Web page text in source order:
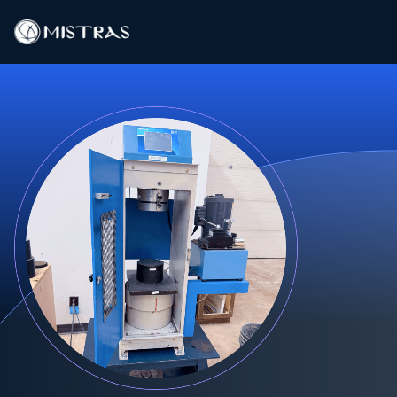
Υπηρεσίες πεδίου
Υπηρεσίες εντός εργαστηρίου
Προϊόντα
Βιομηχανίες
Πόροι
Επικοινωνία